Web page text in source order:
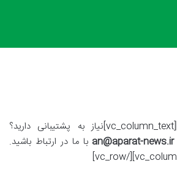
[vc_row][vc_column][vc_column_text]نیاز به پشتیبانی دارید؟
an@aparat-news.ir با ما در ارتباط باشید.